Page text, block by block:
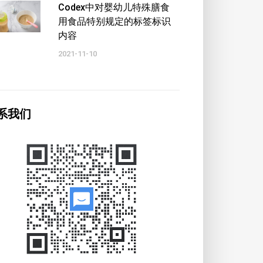
Codex中对婴幼儿特殊膳食
用食品特别规定的标签标识
内容
2021-11-10
我们